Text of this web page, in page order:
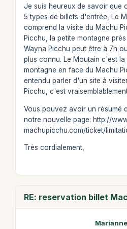
Je suis heureux de savoir que
5 types de billets d'entrée, Le
comprend la visite du Machu
Picchu, la petite montagne
Wayna Picchu peut être à 7h
plus connu. Le Moutain c'est
montagne en face du Machu
entendu parler d'un site à
Picchu, c'est
Vous pouvez avoir un résumé
notre nouvelle page: http://
machupicchu.com/ticket/
Très cordialement,
RE: reservation billet